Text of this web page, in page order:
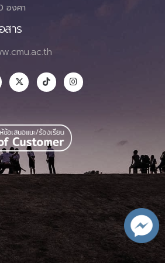
องศา
สาร